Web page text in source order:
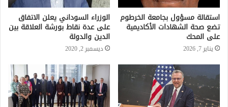
استقالة مسؤول بجامعة الخرطوم
تضع صحة الشهادات الأكاديمية
على المحك
يناير 7, 2026
الوزراء السوداني يعلن الاتفاق
على عدة نقاط بورشة العلاقة بين
الدين والدولة
ديسمبر 2, 2020